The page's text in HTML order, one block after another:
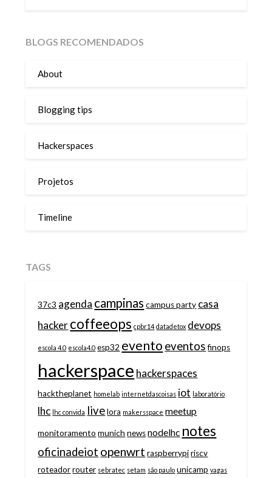
BLOGS RECOMENDADOS
About
Blogging tips
Hackerspaces
Projetos
Timeline
TAGS
37c3 agenda campinas campus party casa
hackercoffeeops cpbr14 datadetox devops
escola 4.0 escola4.0 esp32 evento eventos finops
hackerspace hackerspaces
hacktheplanet homelab internetdascoisas iot laboratório
lhc lhc convida live lora makersspace meetup
monitoramento munich news nodelhc notes
oficinadeiot openwrt raspberrypi riscv
roteador router sebratec setam são paulo unicamp vagas